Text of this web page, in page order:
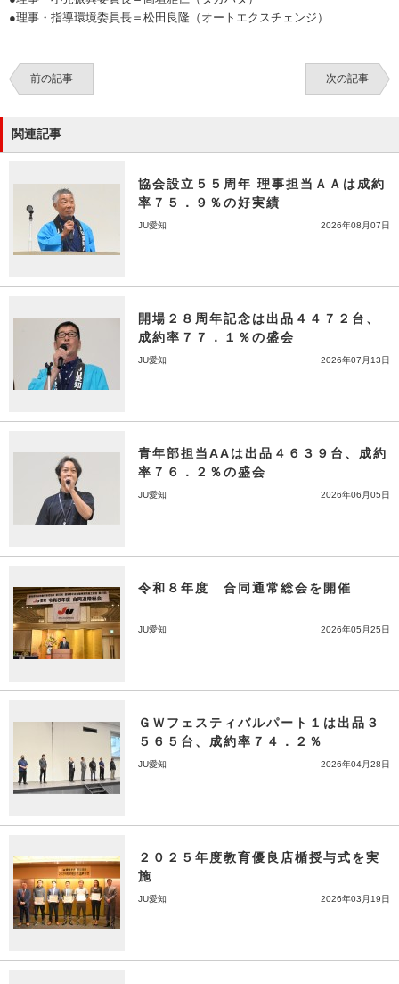
●理事・指導環境委員長＝松田良隆（オートエクスチェンジ）
前の記事 次の記事
関連記事
協会設立５５周年 理事担当ＡＡは成約
率７５．９％の好実績
JU愛知 2026年08月07日
開場２８周年記念は出品４４７２台、
成約率７７．１％の盛会
JU愛知 2026年07月13日
青年部担当AAは出品４６３９台、成約
率７６．２％の盛会
JU愛知 2026年06月05日
令和８年度 合同通常総会を開催
JU愛知 2026年05月25日
ＧＷフェスティバルパート１は出品３
５６５台、成約率７４．２％
JU愛知 2026年04月28日
２０２５年度教育優良店楯授与式を実
施
JU愛知 2026年03月19日